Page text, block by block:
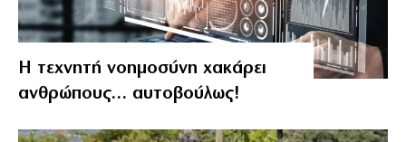
Η τεχνητή νοημοσύνη χακάρει
ανθρώπους… αυτοβούλως!